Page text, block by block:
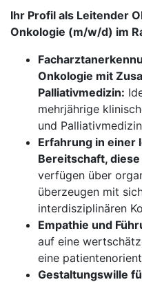
Ihr Profil als Leitender
Onkologie (m/w/d) im
Onkologie mit
Palliativmedizin:
mehrjährige
und
Erfahrung in einer
Bereitschaft,
verfügen über
überzeugen mit
interdisziplinären
Empathie und
auf eine
eine
Gestaltungswille